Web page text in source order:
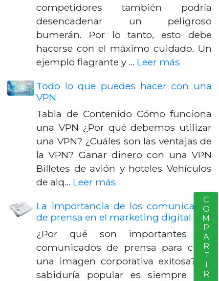
competidores también podría
desencadenar un peligroso
bumerán. Por lo tanto, esto debe
hacerse con el máximo cuidado. Un
ejemplo flagrante y … Leer más
Todo lo que puedes hacer con una
VPN
Tabla de Contenido Cómo funciona
una VPN ¿Por qué debemos utilizar
una VPN? ¿Cuáles son las ventajas de
la VPN? Ganar dinero con una VPN
Billetes de avión y hoteles Vehículos
de alq… Leer más
La importancia de los comunicados
de prensa en el marketing digital
¿Por qué son importantes los
comunicados de prensa para crear
una imagen corporativa exitosa? La
sabiduría popular es siempre una
COMPARTIR